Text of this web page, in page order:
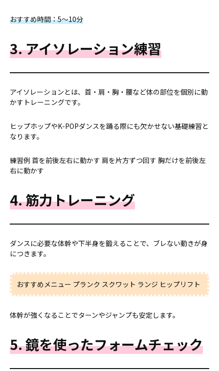
おすすめ時間：5～10分
3. アイソレーション練習
アイソレーションとは、首・肩・胸・腰など体の部位を個別に動
かすトレーニングです。
ヒップホップやK-POPダンスを踊る際にも欠かせない基礎練習と
なります。
練習例 首を前後左右に動かす 肩を片方ずつ回す 胸だけを前後左
右に動かす
4. 筋力トレーニング
ダンスに必要な体幹や下半身を鍛えることで、ブレない動きが身
につきます。
おすすめメニュー プランク スクワット ランジ ヒップリフト
体幹が強くなることでターンやジャンプも安定します。
5. 鏡を使ったフォームチェック